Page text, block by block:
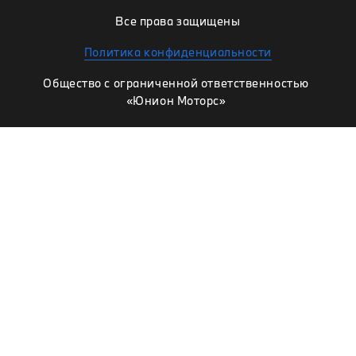
Все права защищены
Политика конфиденциальности
Общество с ограниченной ответственностью
«Юнион Моторс»